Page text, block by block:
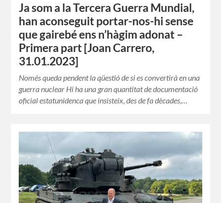
Ja som a la Tercera Guerra Mundial,
han aconseguit portar-nos-hi sense
que gairebé ens n’hàgim adonat –
Primera part [Joan Carrero,
31.01.2023]
Només queda pendent la qüestió de si es convertirà en una
guerra nuclear Hi ha una gran quantitat de documentació
oficial estatunidenca que insisteix, des de fa dècades,…